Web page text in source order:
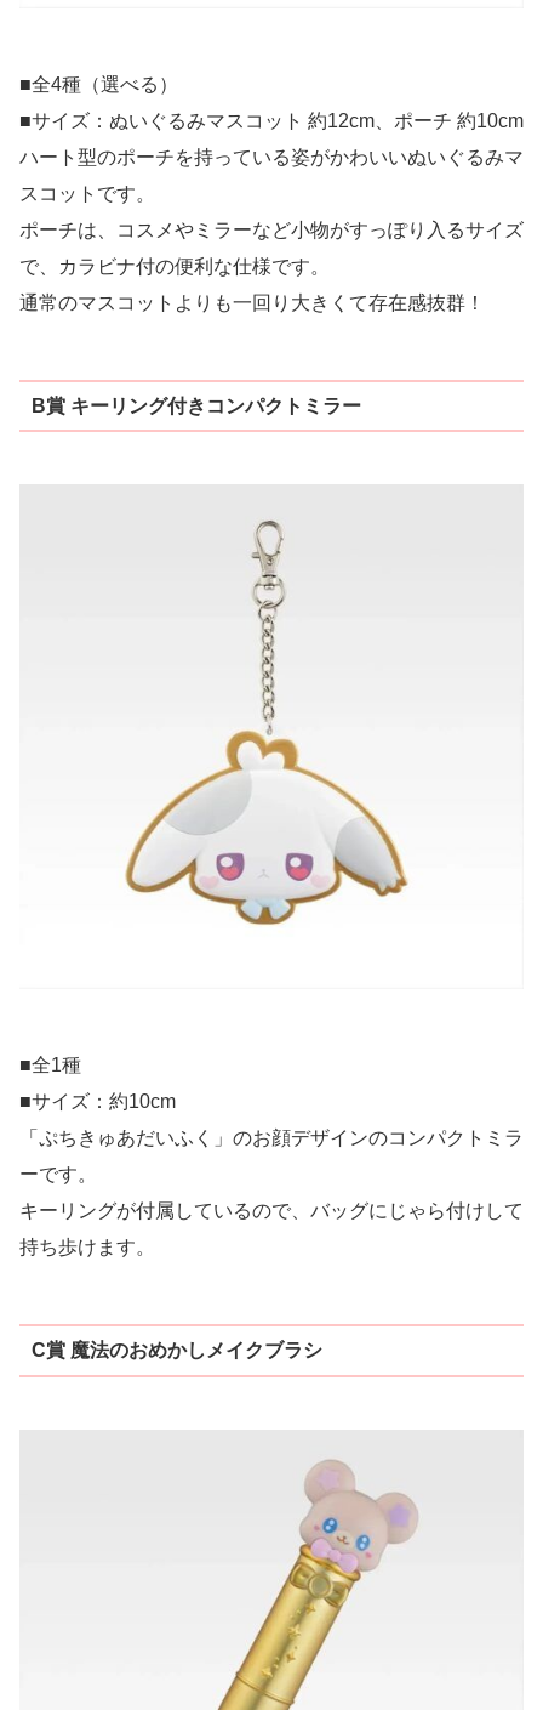
■全4種（選べる）
■サイズ：ぬいぐるみマスコット 約12cm、ポーチ 約10cm
ハート型のポーチを持っている姿がかわいいぬいぐるみマ
スコットです。
ポーチは、コスメやミラーなど小物がすっぽり入るサイズ
で、カラビナ付の便利な仕様です。
通常のマスコットよりも一回り大きくて存在感抜群！
B賞 キーリング付きコンパクトミラー
■全1種
■サイズ：約10cm
「ぷちきゅあだいふく」のお顔デザインのコンパクトミラ
ーです。
キーリングが付属しているので、バッグにじゃら付けして
持ち歩けます。
C賞 魔法のおめかしメイクブラシ